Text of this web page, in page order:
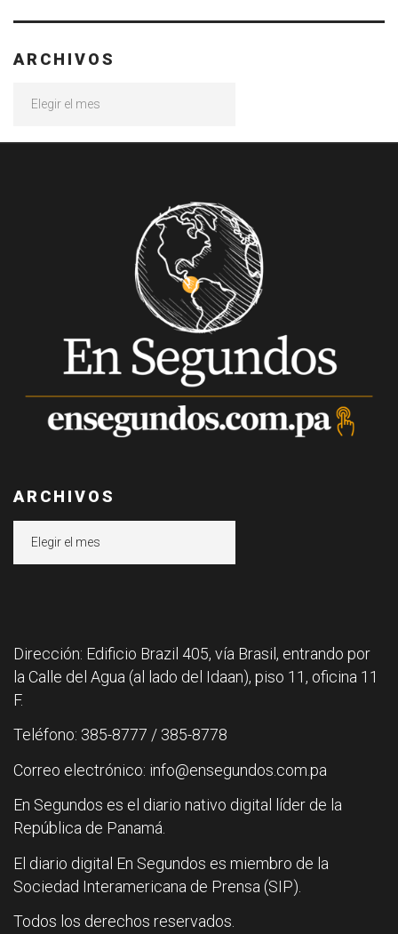
ARCHIVOS
ARCHIVOS
Dirección: Edificio Brazil 405, vía Brasil, entrando por
la Calle del Agua (al lado del Idaan), piso 11, oficina 11
F.
Teléfono: 385-8777 / 385-8778
Correo electrónico: info@ensegundos.com.pa
En Segundos es el diario nativo digital líder de la
República de Panamá.
El diario digital En Segundos es miembro de la
Sociedad Interamericana de Prensa (SIP).
Todos los derechos reservados.